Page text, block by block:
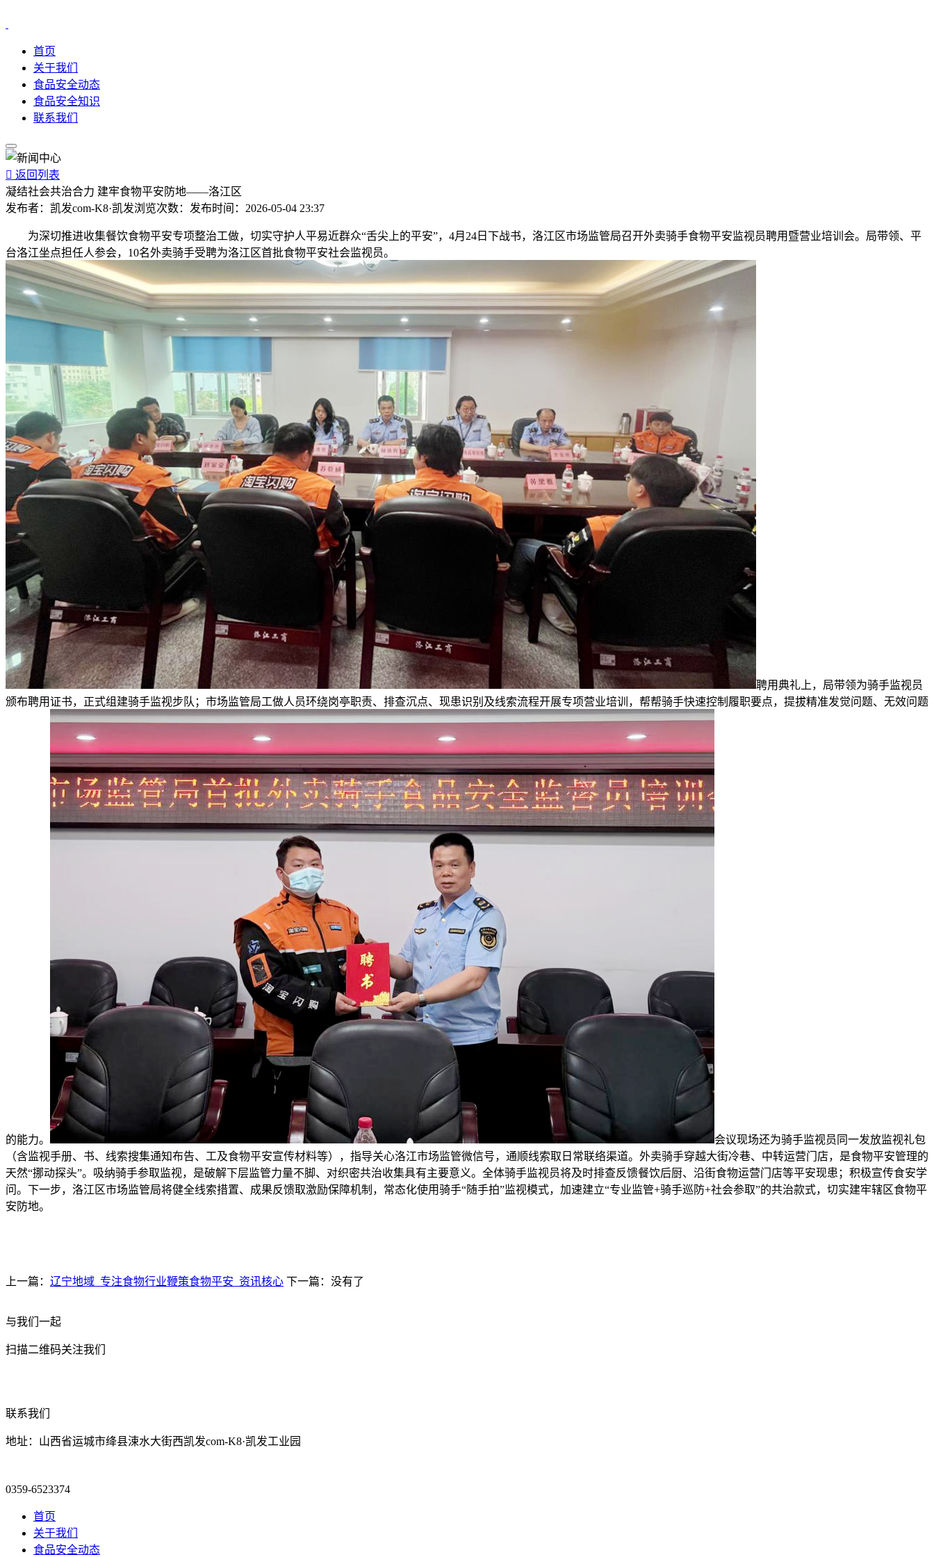
首页
关于我们
食品安全动态
食品安全知识
联系我们
 返回列表
凝结社会共治合力 建牢食物平安防地——洛江区
发布者： 凯发com-K8·凯发浏览次数： 发布时间： 2026-05-04 23:37
为深切推进收集餐饮食物平安专项整治工做，切实守护人平易近群众“舌尖上的平安”，4月24日下战书，洛江区市场监管局召开外卖骑手食物平安监视员聘用暨营业培训会。局带领、平
台洛江坐点担任人参会，10名外卖骑手受聘为洛江区首批食物平安社会监视员。
聘用典礼上，局带领为骑手监视员
颁布聘用证书，正式组建骑手监视步队；市场监管局工做人员环绕岗亭职责、排查沉点、现患识别及线索流程开展专项营业培训，帮帮骑手快速控制履职要点，提拔精准发觉问题、无效问题
的能力。
会议现场还为骑手监视员同一发放监视礼包
（含监视手册、书、线索搜集通知布告、工及食物平安宣传材料等），指导关心洛江市场监管微信号，通顺线索取日常联络渠道。外卖骑手穿越大街冷巷、中转运营门店，是食物平安管理的
天然“挪动探头”。吸纳骑手参取监视，是破解下层监管力量不脚、对织密共治收集具有主要意义。全体骑手监视员将及时排查反馈餐饮后厨、沿街食物运营门店等平安现患；积极宣传食安学
问。下一步，洛江区市场监管局将健全线索措置、成果反馈取激励保障机制，常态化使用骑手“随手拍”监视模式，加速建立“专业监管+骑手巡防+社会参取”的共治款式，切实建牢辖区食物平
安防地。
上一篇： 辽宁地域_专注食物行业鞭策食物平安_资讯核心 下一篇：没有了
与我们一起
扫描二维码关注我们
联系我们
地址：山西省运城市绛县涑水大街西凯发com-K8·凯发工业园
0359-6523374
首页
关于我们
食品安全动态